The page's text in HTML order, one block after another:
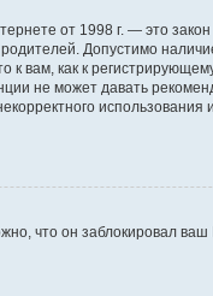
от 1998 г. — это
Допустимо
как к
не может давать
что он заблокировал